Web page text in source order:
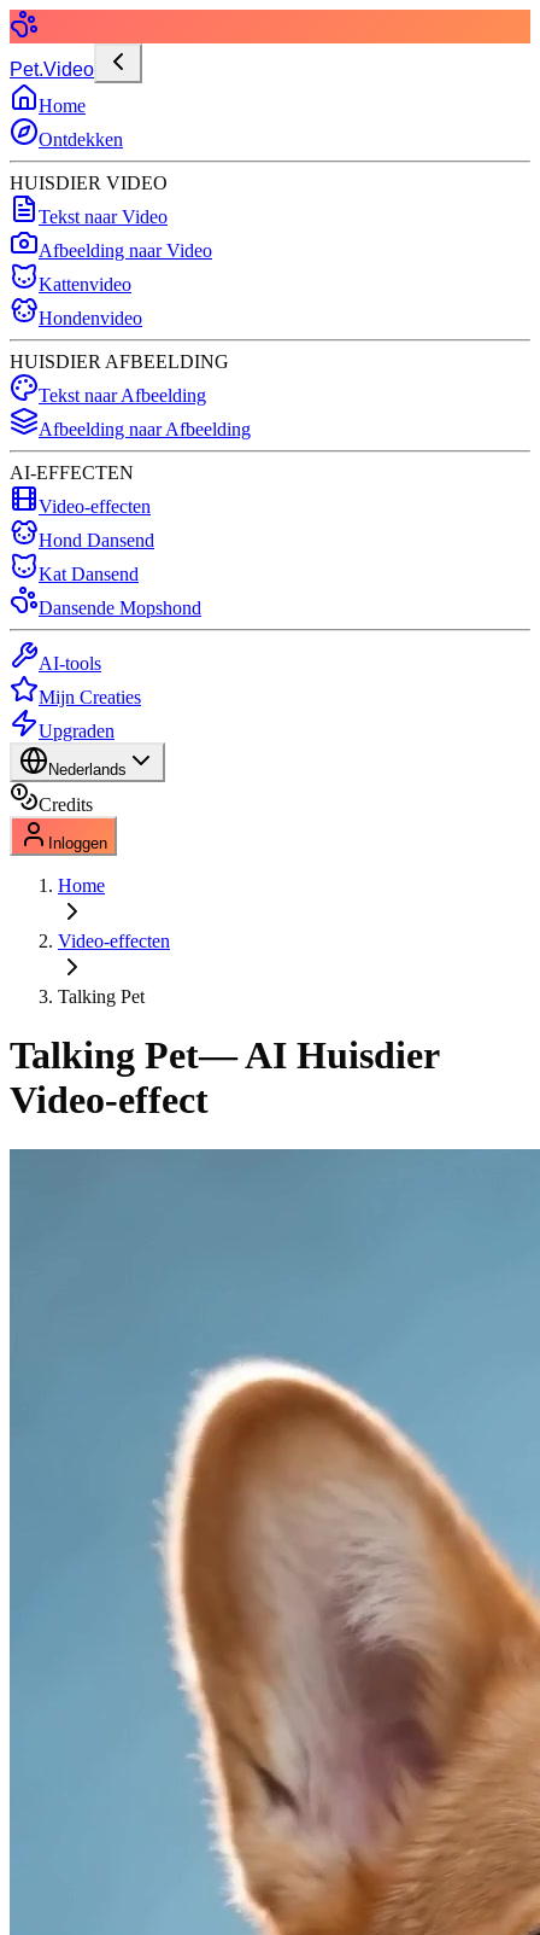
Pet.Video
Home
Ontdekken
HUISDIER VIDEO
Tekst naar Video
Afbeelding naar Video
Kattenvideo
Hondenvideo
HUISDIER AFBEELDING
Tekst naar Afbeelding
Afbeelding naar Afbeelding
AI-EFFECTEN
Video-effecten
Hond Dansend
Kat Dansend
Dansende Mopshond
AI-tools
Mijn Creaties
Upgraden
Nederlands
Credits
Inloggen
Home
Video-effecten
Talking Pet
Talking Pet— AI Huisdier
Video-effect